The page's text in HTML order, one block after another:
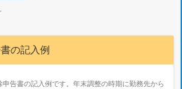
の記入例
告書の記入例です。年末調整の時期に勤務先から